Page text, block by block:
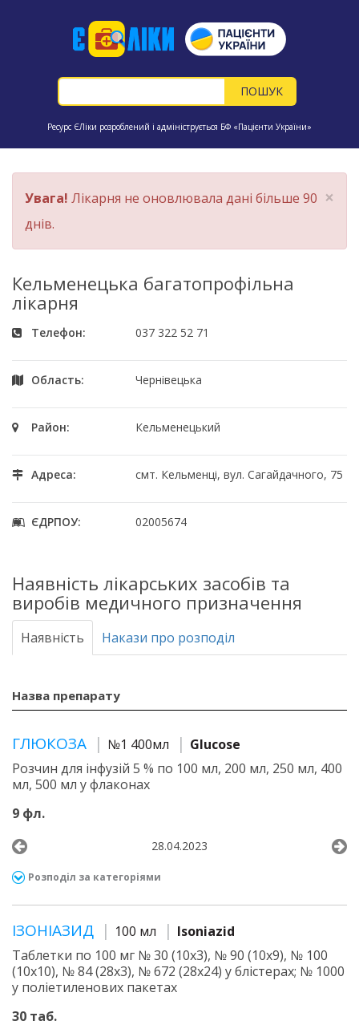
Ресурс ЄЛіки розроблений і адмініструється БФ «Пацієнти України»
×
Увага! Лікарня не оновлювала дані більше 90
днів.
Кельменецька багатопрофільна
лікарня
Телефон: 037 322 52 71
Область: Чернівецька
Район: Кельменецький
Адреса: смт. Кельменці, вул. Сагайдачного, 75
ЄДРПОУ: 02005674
Наявність лікарських засобів та
виробів медичного призначення
Наявність Накази про розподіл
Назва препарату
ГЛЮКОЗА №1 400мл
Glucose
Розчин для інфузій 5 % по 100 мл, 200 мл, 250 мл, 400
мл, 500 мл у флаконах
9 фл.
28.04.2023
Розподіл за категоріями
ІЗОНІАЗИД 100 мл
Isoniazid
Таблетки по 100 мг № 30 (10х3), № 90 (10х9), № 100
(10х10), № 84 (28х3), № 672 (28х24) у блістерах; № 1000
у поліетиленових пакетах
30 таб.